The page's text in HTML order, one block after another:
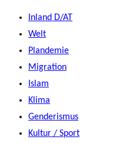
Zum
Inhalt
springen
Inland D/AT
Welt
Plandemie
Migration
Islam
Klima
Genderismus
Kultur / Sport